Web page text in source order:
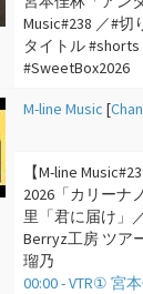
Music#238 ／#切
タイトル
#SweetBox2026
M-line Music [
【M-line
2026「カリーナ
里「君に届け」
Berryz工房 ツア
瑠乃
00:00 - VTR① 宮